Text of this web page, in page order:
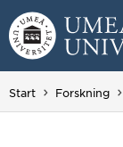
Hoppa direkt
Huvudmenyn dold.
Start Forskning